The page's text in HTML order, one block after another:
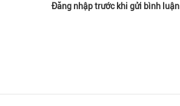
Đăng nhập trước khi gửi bình luận